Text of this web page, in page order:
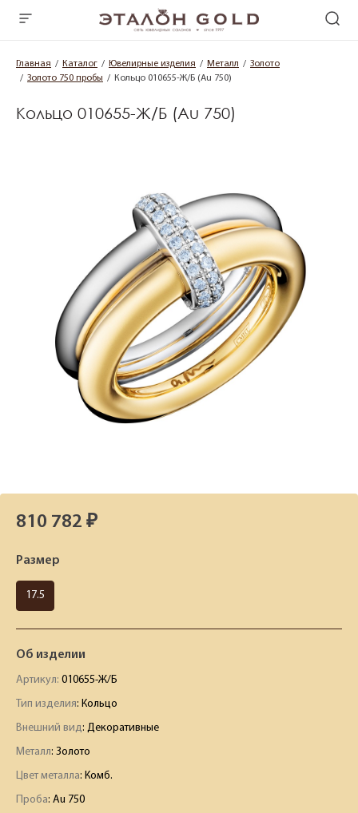
Главная Каталог Ювелирные изделия Металл
Золото
Золото 750 пробы
Кольцо 010655-Ж/Б (Au 750)
Кольцо 010655-Ж/Б (Au 750)
810 782 ₽
Размер
17.5
Об изделии
Артикул: 010655-Ж/Б
Тип изделия: Кольцо
Внешний вид: Декоративные
Металл: Золото
Цвет металла: Комб.
Проба: Au 750